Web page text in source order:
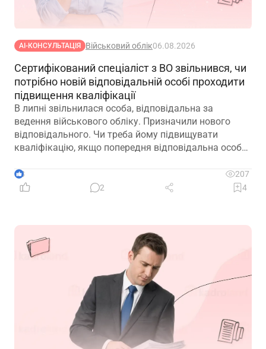
АІ-КОНСУЛЬТАЦІЯ Військовий облік06.08.2026
Сертифікований спеціаліст з ВО звільнився, чи
потрібно новій відповідальній особі проходити
підвищення кваліфікації
В липні звільнилася особа, відповідальна за
ведення військового обліку. Призначили нового
відповідального. Чи треба йому підвищувати
кваліфікацію, якщо попередня відповідальна особа
3
207
2
4